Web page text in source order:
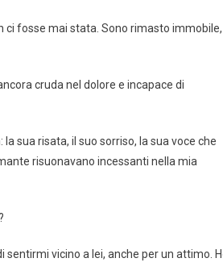
ci fosse mai stata. Sono rimasto immobile,
cruda nel dolore e incapace di
sua risata, il suo sorriso, la sua voce che
risuonavano incessanti nella mia
sentirmi vicino a lei, anche per un attimo.